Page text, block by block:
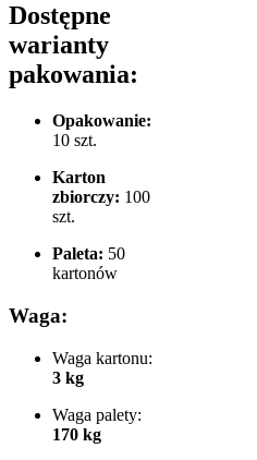
Dostępne
warianty
pakowania:
Opakowanie:
10 szt.
Karton
zbiorczy: 100
szt.
Paleta: 50
kartonów
Waga:
Waga kartonu:
3 kg
Waga palety:
170 kg